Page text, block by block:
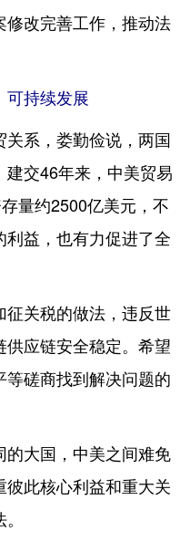
修改完善工作，推动法
可持续发展
系，娄勤俭说，两国
建交46年来，中美贸易
量约2500亿美元，不
利益，也有力促进了全
关税的做法，违反世
供应链安全稳定。希望
等磋商找到解决问题的
大国，中美之间难免
彼此核心利益和重大关